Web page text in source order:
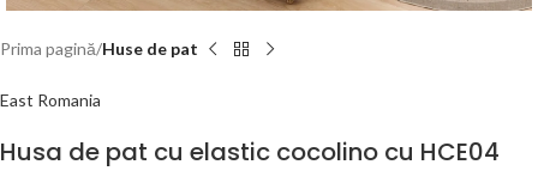
Prima pagină Huse de pat
East Romania
Husa de pat cu elastic cocolino cu HCE04